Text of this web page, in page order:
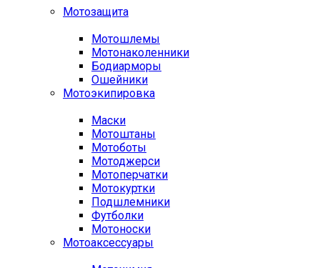
Мотозащита
Мотошлемы
Мотонаколенники
Бодиарморы
Ошейники
Мотоэкипировка
Маски
Мотоштаны
Мотоботы
Мотоджерси
Мотоперчатки
Мотокуртки
Подшлемники
Футболки
Мотоноски
Мотоаксессуары